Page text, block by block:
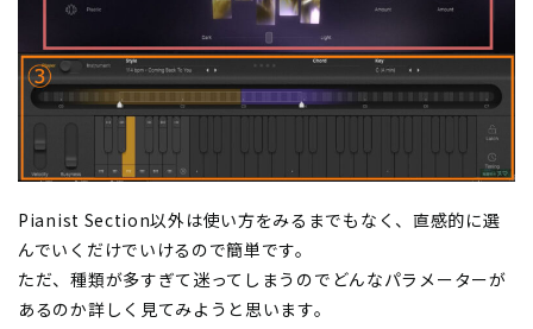
Pianist Section以外は使い方をみるまでもなく、直感的に選
んでいくだけでいけるので簡単です。
ただ、種類が多すぎて迷ってしまうのでどんなパラメーターが
あるのか詳しく見てみようと思います。